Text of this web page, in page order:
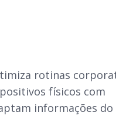
rotinas
físicos com
informações do